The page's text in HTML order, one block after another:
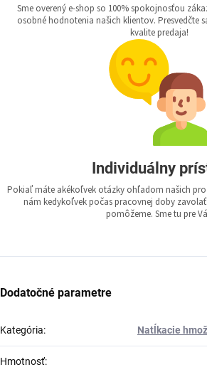
Sme overený e-shop so 100% spokojnosťou
osobné hodnotenia našich klientov. Presvedčte
kvalite predaja!
Individuálny
Pokiaľ máte akékoľvek otázky ohľadom našich
nám kedykoľvek počas pracovnej doby
pomôžeme. Sme tu pre
Dodatočné parametre
Kategória: Natĺkacie
Hmotnosť: